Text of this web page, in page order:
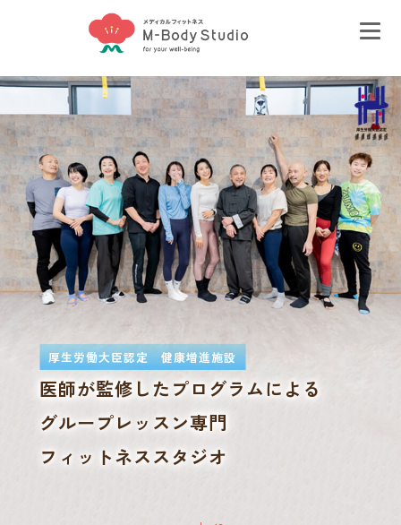
厚生労働大臣認定 健康増進施設
医師が監修したプログラムによる
グループレッスン専門
フィットネススタジオ